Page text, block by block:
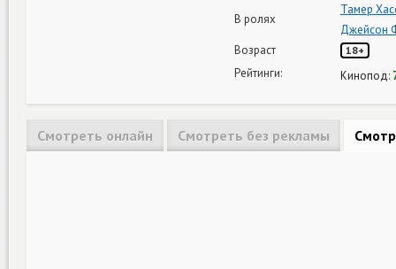
В ролях
Тамер
Джейсон
Возраст
18+
Рейтинги: Кинопод:
Смотреть онлайн Смотреть без рекламы